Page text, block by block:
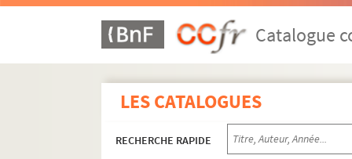
Catalogue
LES CATALOGUES
RECHERCHE RAPIDE
Eté 1950
Eté 1951
Saison 1950-1951
Saison 1951-1952
Eté 1952
Saison 1952-1953